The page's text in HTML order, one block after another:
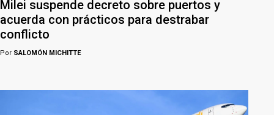
Milei suspende decreto sobre puertos y
acuerda con prácticos para destrabar
conflicto
Por SALOMÓN MICHITTE